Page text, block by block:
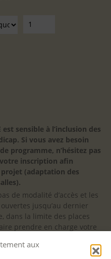
aux
est sensible à l’inclusion des
Si vous avez besoin
programme, n’hésitez pas
inscription afin
(adaptation des
de modalité d’accès et les
jusqu’au dernier
dans la limite des places
prendre en charge votre
avant le début de la